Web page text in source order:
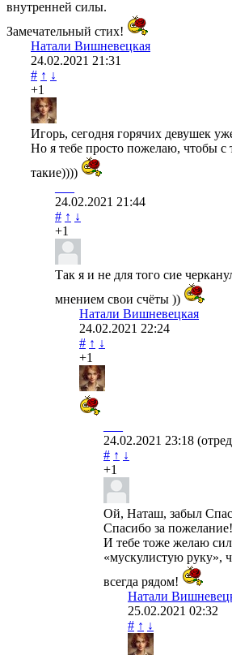
внутренней силы.
Замечательный стих!
Натали Вишневецкая
24.02.2021 21:31
# ↑ ↓
+1
Игорь, сегодня горячих девушек
Но я тебе просто пожелаю, чтобы с
такие))))
24.02.2021 21:44
# ↑ ↓
+1
Так я и не для того сие
мнением свои счёты ))
Натали Вишневецкая
24.02.2021 22:24
# ↑ ↓
+1
24.02.2021 23:18
# ↑ ↓
+1
Ой, Наташ, забыл
Спасибо за пожелание!
И тебе тоже желаю
«мускулистую руку»,
всегда рядом!
Натали
25.02.2021 02:32
# ↑ ↓